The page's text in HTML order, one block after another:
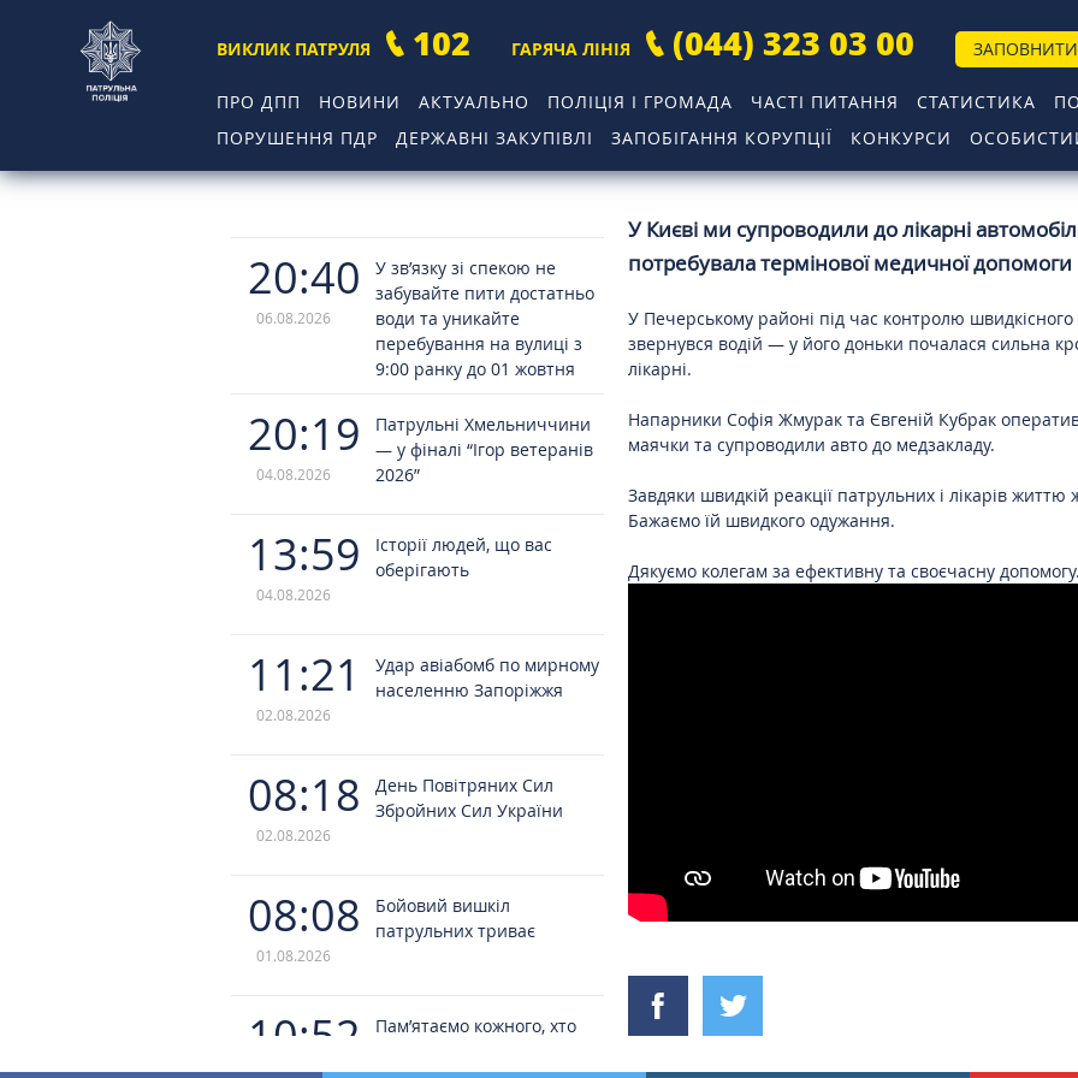
ВИКЛИК ПАТРУЛЯ 102 ГАРЯЧА ЛІНІЯ (044) 323 03 00
ПРО ДПП НОВИНИ АКТУАЛЬНО ПОЛІЦІЯ І ГРОМАДА ЧАСТІ ПИТАННЯ СТАТИСТИКА
ПОРУШЕННЯ ПДР
ДЕРЖАВНІ ЗАКУПІВЛІ ЗАПОБІГАННЯ КОРУПЦІЇ КОНКУРСИ
20:40
06.08.2026
У зв’язку зі спекою не
забувайте пити достатньо
води та уникайте
перебування на вулиці з
9:00 ранку до 01 жовтня
20:19
04.08.2026
Патрульні Хмельниччини
— у фіналі “Ігор ветеранів
2026”
13:59
04.08.2026
Історії людей, що вас
оберігають
11:21
02.08.2026
Удар авіабомб по мирному
населенню Запоріжжя
08:18
02.08.2026
День Повітряних Сил
Збройних Сил України
08:08
01.08.2026
Бойовий вишкіл
патрульних триває
10:52
Пам’ятаємо кожного, хто
У Києві ми супроводили до лікарні
потребувала термінової медичної допомоги
У Печерському районі під час контролю
звернувся водій — у його доньки почалася сильна
лікарні.
Напарники Софія Жмурак та Євгеній Кубрак
маячки та супроводили авто до медзакладу.
Завдяки швидкій реакції патрульних і лікарів життю
Бажаємо їй швидкого одужання.
Дякуємо колегам за ефективну та своєчасну